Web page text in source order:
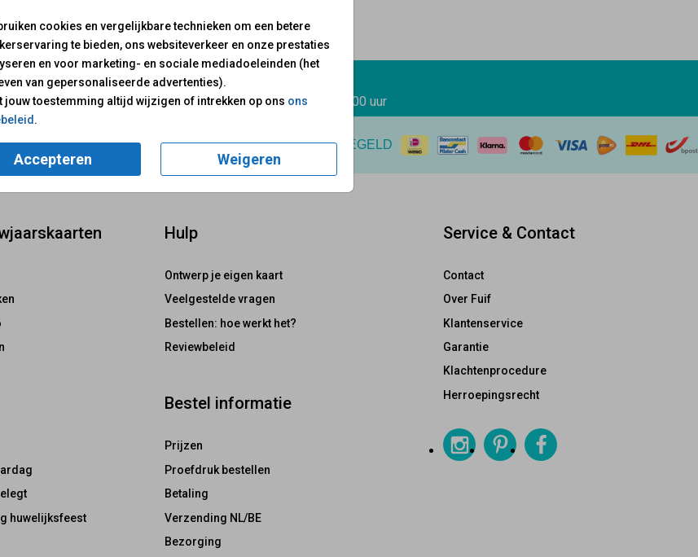
cookies en vergelijkbare technieken om een betere
te bieden, ons websiteverkeer en onze prestaties
en voor marketing- en sociale mediadoeleinden (het
van gepersonaliseerde advertenties).
jouw toestemming altijd wijzigen of intrekken op ons ons
.
Accepteren Weigeren
je klaar! Mail ons:
Op werkdagen van10.00 - 17.00 uur
GOED GEREGELD
huwelijksfeest
Hulp
Ontwerp je eigen kaart
Veelgestelde vragen
Bestellen: hoe werkt het?
Reviewbeleid
Bestel informatie
Prijzen
Proefdruk bestellen
Betaling
Verzending NL/BE
Bezorging
Service & Contact
Contact
Over Fuif
Klantenservice
Garantie
Klachtenprocedure
Herroepingsrecht